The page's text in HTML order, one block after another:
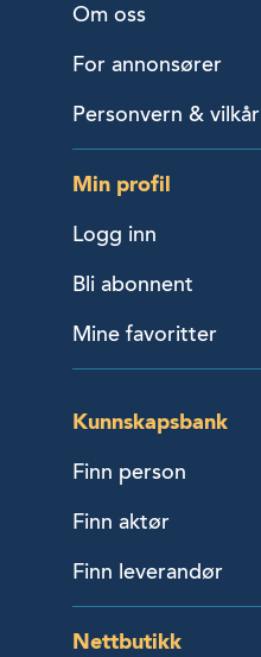
Om oss
For annonsører
Personvern & vilkår
Min profil
Logg inn
Bli abonnent
Mine favoritter
Kunnskapsbank
Finn person
Finn aktør
Finn leverandør
Nettbutikk